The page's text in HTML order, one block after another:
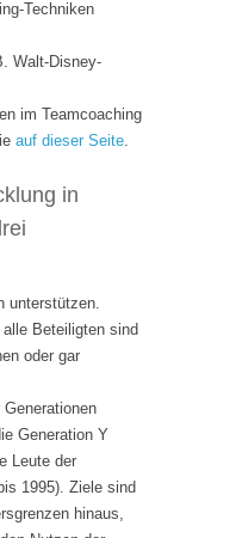
Techniken
Walt-Disney-
im Teamcoaching
auf dieser Seite.
in
unterstützen.
Beteiligten sind
oder gar
Generation Y
Leute der
1995). Ziele sind
hinaus,